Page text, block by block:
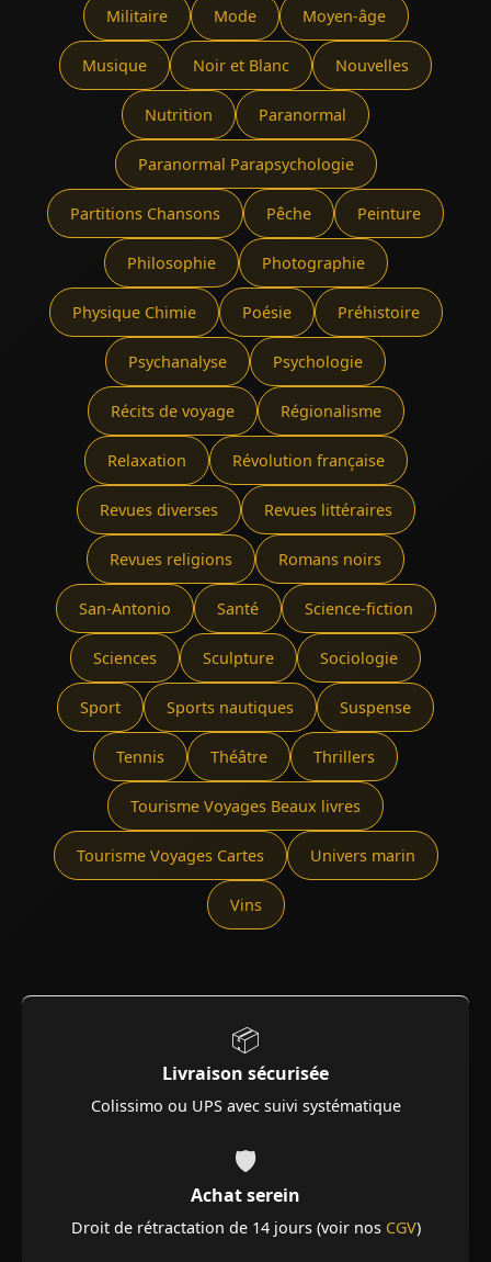
Militaire Mode Moyen-âge
Musique Noir et Blanc Nouvelles
Nutrition Paranormal
Paranormal Parapsychologie
Partitions Chansons Pêche Peinture
Philosophie Photographie
Physique Chimie Poésie Préhistoire
Psychanalyse Psychologie
Récits de voyage Régionalisme
Relaxation Révolution française
Revues diverses Revues littéraires
Revues religions Romans noirs
San-Antonio Santé Science-fiction
Sciences Sculpture Sociologie
Sport Sports nautiques Suspense
Tennis Théâtre Thrillers
Tourisme Voyages Beaux livres
Tourisme Voyages Cartes Univers marin
Vins
📦
Livraison sécurisée
Colissimo ou UPS avec suivi systématique
🛡️
Achat serein
Droit de rétractation de 14 jours (voir nos CGV)